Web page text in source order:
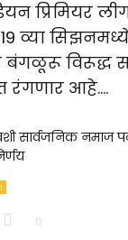
प्रिमियर
व्या
विरूद्ध
रंगणार आहे….
0